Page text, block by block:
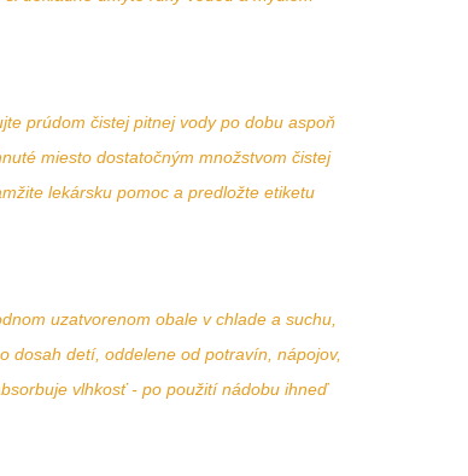
prúdom čistej pitnej vody po dobu aspoň
miesto dostatočným množstvom čistej
lekársku pomoc a predložte etiketu
uzatvorenom obale v chlade a suchu,
dosah detí, oddelene od potravín, nápojov,
vlhkosť - po použití nádobu ihneď